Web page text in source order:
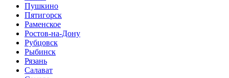
Пушкино
Пятигорск
Раменское
Ростов-на-Дону
Рубцовск
Рыбинск
Рязань
Салават